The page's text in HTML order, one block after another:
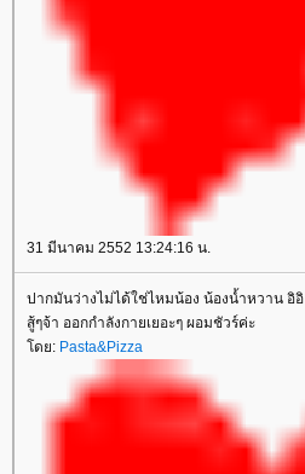
31 มีนาคม 2552 13:24:16 น.
ปากมันว่างไม่ได้ใช่ไหมน้อง น้องน้ำหวาน อิอิ
สู้ๆจ้า ออกกำลังกายเยอะๆ ผอมชัวร์ค่ะ
ดย: Pasta&Pizza